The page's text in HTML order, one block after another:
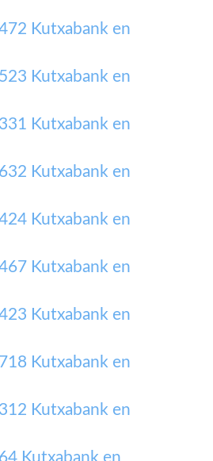
Kutxabank en
Kutxabank en
Kutxabank en
Kutxabank en
Kutxabank en
Kutxabank en
Kutxabank en
Kutxabank en
Kutxabank en
Kutxabank en